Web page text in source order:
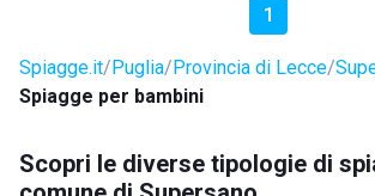
1
Spiagge.it Puglia Provincia di Lecce
Spiagge per bambini
Scopri le diverse tipologie di